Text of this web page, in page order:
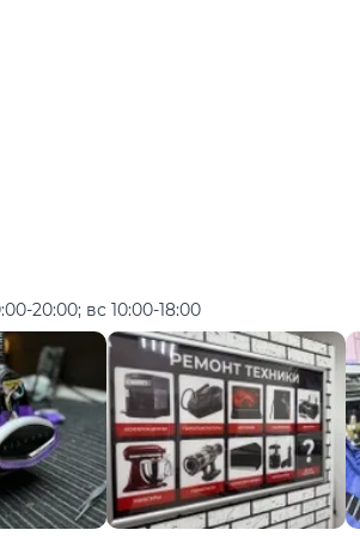
20:00; вс 10:00-18:00